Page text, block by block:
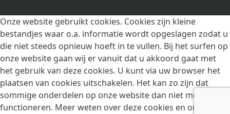
Onze website gebruikt cookies. Cookies zijn kleine
bestandjes waar o.a. informatie wordt opgeslagen zodat u
die niet steeds opnieuw hoeft in te vullen. Bij het surfen op
onze website gaan wij er vanuit dat u akkoord gaat met
het gebruik van deze cookies. U kunt via uw browser het
plaatsen van cookies uitschakelen. Het kan zo zijn dat
sommige onderdelen op onze website dan niet meer goed
functioneren. Meer weten over deze cookies en ons